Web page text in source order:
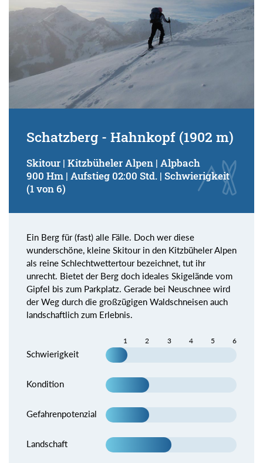
Schatzberg - Hahnkopf (1902 m)
Skitour | Kitzbüheler Alpen | Alpbach
900 Hm | Aufstieg 02:00 Std. | Schwierigkeit
(1 von 6)
Ein Berg für (fast) alle Fälle. Doch wer diese
wunderschöne, kleine Skitour in den Kitzbüheler Alpen
als reine Schlechtwettertour bezeichnet, tut ihr
unrecht. Bietet der Berg doch ideales Skigelände vom
Gipfel bis zum Parkplatz. Gerade bei Neuschnee wird
der Weg durch die großzügigen Waldschneisen auch
landschaftlich zum Erlebnis.
1 2 3 4 5 6
Schwierigkeit
Kondition
Gefahrenpotenzial
Landschaft